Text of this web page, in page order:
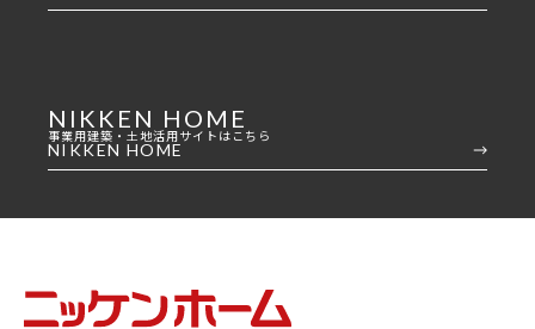
NIKKEN HOME
事業用建築・土地活用サイトはこちら
NIKKEN HOME